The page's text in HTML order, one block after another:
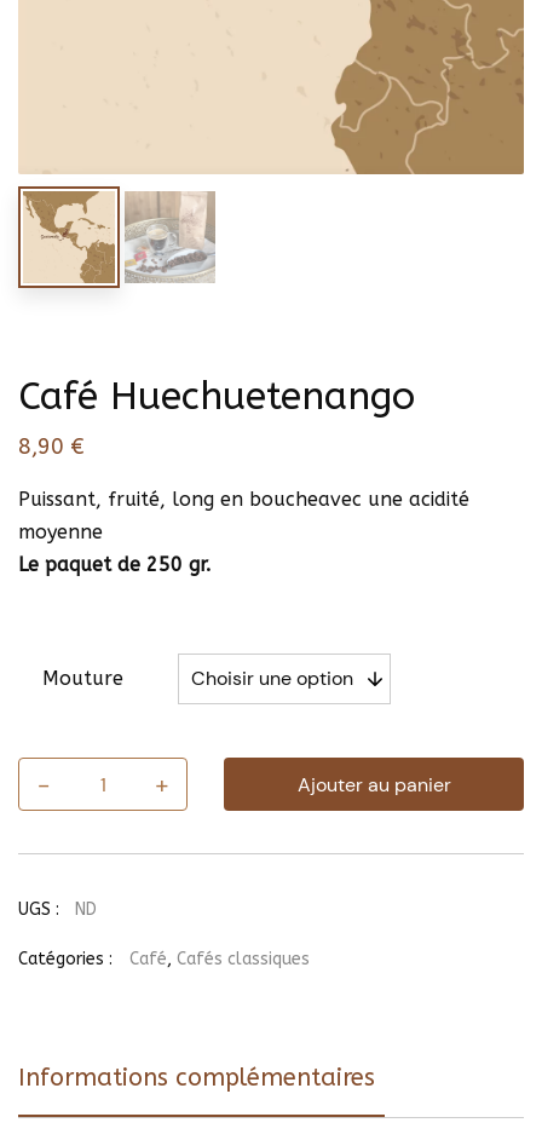
Café Huechuetenango
8,90 €
Puissant, fruité, long en boucheavec une acidité
moyenne
Le paquet de 250 gr.
Mouture
-
quantité
de
+ Ajouter au panier
UGS : ND
Catégories : Café, Cafés classiques
Informations complémentaires